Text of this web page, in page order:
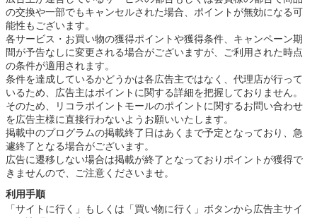
の交換や一部でもキャンセルされた場合、ポイントが無効になる可
能性もございます。
各サービス・お買い物の獲得ポイントや獲得条件、キャンペーン期
間が予告なしに変更される場合がございますが、ご利用された時点
の条件が適用されます。
条件を達成しているかどうかは各広告主ではなく、代理店が行って
いるため、広告主はポイントに関する詳細を把握しておりません。
そのため、リコラポイントモールのポイントに関するお問い合わせ
を広告主様に直接行わないようお願いいたします。
掲載中のプログラムの掲載終了日はあくまで予定となっており、急
遽終了となる場合がございます。
広告に遷移しない場合は掲載が終了となっておりポイントが獲得で
きませんので、ご注意くださいませ。
利用手順
「サイトに行く」もしくは「買い物に行く」ボタンから広告主サイ